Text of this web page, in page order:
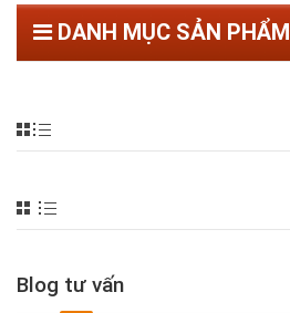
DANH MỤC SẢN PHẨM
Blog tư vấn